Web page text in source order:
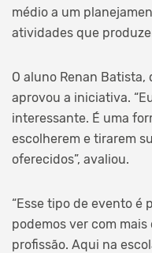
médio a um
atividades que
O aluno Renan Batista,
aprovou a iniciativa.
interessante. É uma
escolherem e tirarem
oferecidos”, avaliou.
“Esse tipo de evento é
podemos ver com
profissão. Aqui na